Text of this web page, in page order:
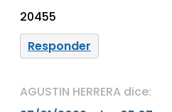
20455
Responder
AGUSTIN HERRERA dice: